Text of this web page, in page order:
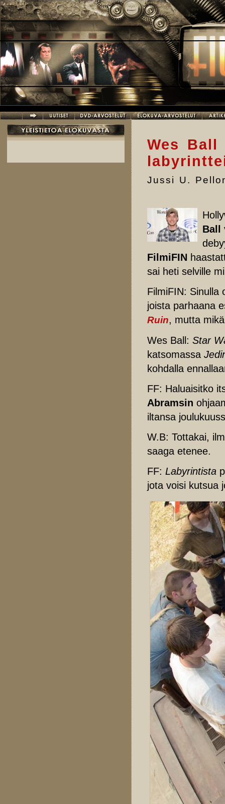
Hyppää pääsisältöön
Wes
Jussi U.
Ball
FilmiFIN
sai heti selville
FilmiFIN: Sinulla
joista parhaana
Ruin, mutta
Wes Ball: Star
katsomassa
kohdalla
FF: Haluaisitko
Abramsin
iltansa
W.B: Tottakai,
saaga etenee.
FF: Labyrintista
jota voisi kutsua